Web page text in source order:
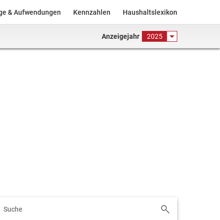
& Aufwendungen Kennzahlen Haushaltslexikon
Anzeigejahr 2025